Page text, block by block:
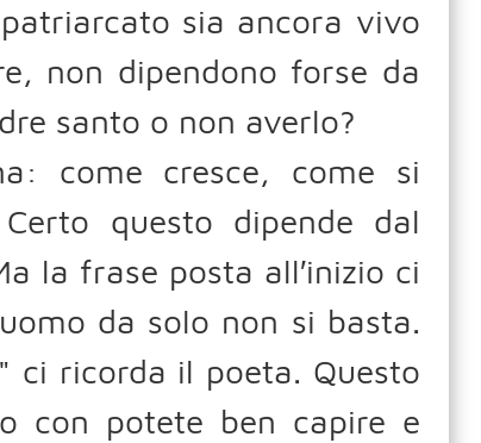
sia ancora vivo
non dipendono forse da
santo o non averlo?
come cresce, come si
questo dipende dal
la frase posta all′inizio ci
da solo non si basta.
ci ricorda il poeta. Questo
con potete ben capire e